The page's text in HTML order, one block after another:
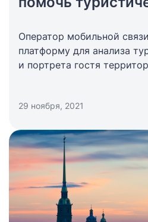
Оператор мобильной
платформу для анализа
и портрета гостя
принимать точные
29 ноября, 2021